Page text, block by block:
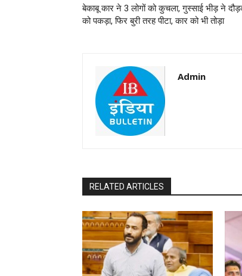
बेकाबू कार ने 3 लोगों को कुचला, गुस्साई भीड़ ने
को पकड़ा, फिर बुरी तरह पीटा, कार को भी तोड़ा
Admin
RELATED ARTICLES